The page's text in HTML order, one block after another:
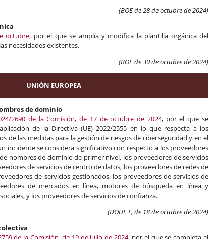
(BOE de 28 de octubre de 2024)
octubre, por el que se amplía y modifica la plantilla orgánica del
necesidades existentes.
(BOE de 30 de octubre de 2024)
UNIÓN EUROPEA
de dominio
2690 de la Comisión, de 17 de octubre de 2024, por el que se
de la Directiva (UE) 2022/2555 en lo que respecta a los
de las medidas para la gestión de riesgos de ciberseguridad y en el
incidente se considera significativo con respecto a los proveedores
nombres de dominio de primer nivel, los proveedores de servicios
de servicios de centro de datos, los proveedores de redes de
de servicios gestionados, los proveedores de servicios de
de mercados en línea, motores de búsqueda en línea y
y los proveedores de servicios de confianza.
(DOUE L, de 18 de octubre de 2024)